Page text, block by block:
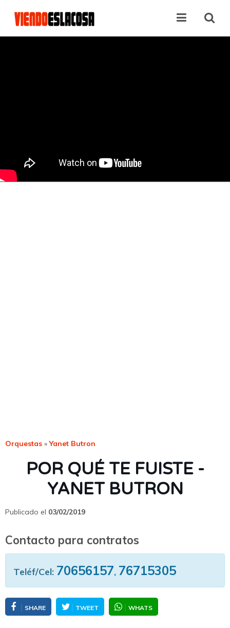
Orquestas »Yanet Butron
POR QUÉ TE FUISTE -
YANET BUTRON
Publicado el 03/02/2019
Contacto para contratos
Teléf/Cel: 70656157, 76715305
SHARE TWEET WHATS